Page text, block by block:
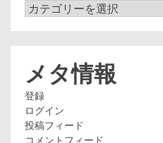
カ
メタ情報
登録
ログイン
投稿フィード
コメントフィード